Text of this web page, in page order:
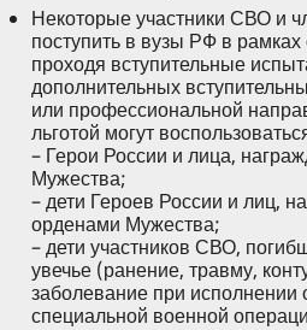
Некоторые участники СВО и
поступить в вузы РФ в
проходя вступительные
дополнительных
или профессиональной
льготой могут
– Герои России и лица,
Мужества;
– дети Героев России и лиц,
орденами Мужества;
– дети участников СВО,
увечье (ранение, травму,
заболевание при исполнении
специальной военной